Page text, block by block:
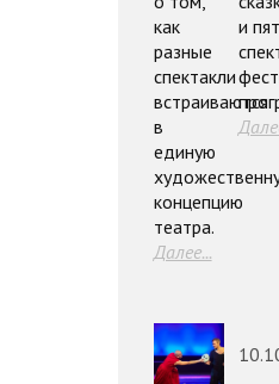
как
разные
спектакли
встраиваются
в
единую
концепцию
театра.
Далее...
и